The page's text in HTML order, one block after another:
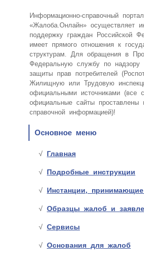
Информационно-справочный портал
«Жалоба.Онлайн» осуществляет
поддержку граждан Российской
имеет прямого отношения к
структурам. Для обращения в
Федеральную службу по
защиты прав потребителей
Жилищную или Трудовую
официальными источниками (все
официальные сайты проставлены
справочной информацией)!
Основное меню
Главная
Подробные инструкции
Инстанции,
Образцы жалоб и
Сервисы
Основания для жалоб